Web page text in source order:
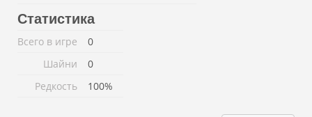
Статистика
Всего в игре
0
Шайни
0
Редкость
100%